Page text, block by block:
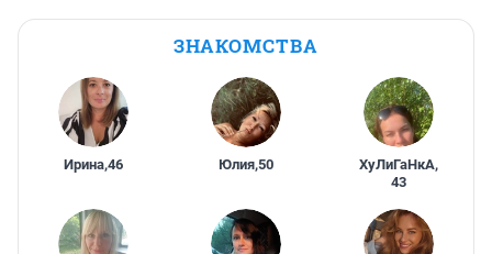
ЗНАКОМСТВА
Ирина,46 Юлия,50 ХуЛиГаНкА,
43